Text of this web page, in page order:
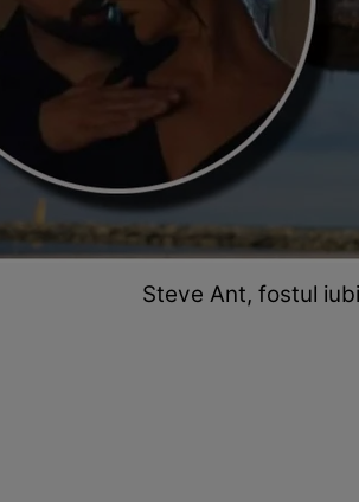
Steve Ant, fostul